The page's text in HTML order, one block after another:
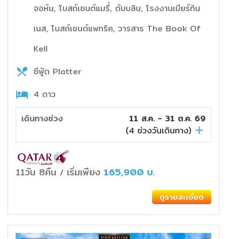
จอห์น, โบสถ์เซนต์แมรี่, ดับบลิน, โรงงานเบียร์กิน
เนส, โบสถ์เซนต์แพทริค, วารสาร The Book Of
Kell
ซีฟู้ด Platter
4 ดาว
เดินทางช่วง
11 ส.ค. - 31 ต.ค. 69
(4 ช่วงวันเดินทาง)
11วัน 8คืน / เริ่มเพียง 165,900 บ.
ดูรายละเอียด